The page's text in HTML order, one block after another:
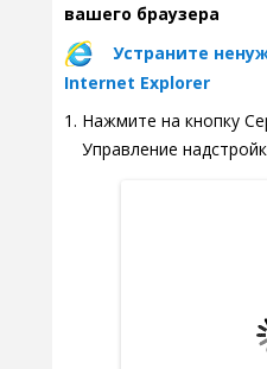
вашего браузера
Устраните
Internet Explorer
Нажмите на кнопку
Управление